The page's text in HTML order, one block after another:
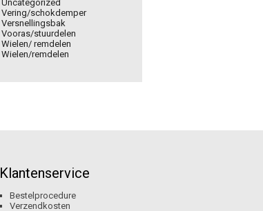
Uncategorized
Vering/schokdemper
Versnellingsbak
Vooras/stuurdelen
Wielen/ remdelen
Wielen/remdelen
Klantenservice
Bestelprocedure
Verzendkosten